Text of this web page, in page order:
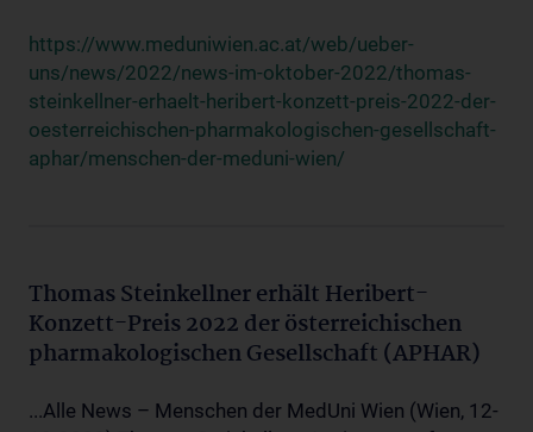
https://www.meduniwien.ac.at/web/ueber-
uns/news/2022/news-im-oktober-2022/thomas-
steinkellner-erhaelt-heribert-konzett-preis-2022-der-
oesterreichischen-pharmakologischen-gesellschaft-
aphar/menschen-der-meduni-wien/
Thomas Steinkellner erhält Heribert-
Konzett-Preis 2022 der österreichischen
pharmakologischen Gesellschaft (APHAR)
...Alle News – Menschen der MedUni Wien (Wien, 12-